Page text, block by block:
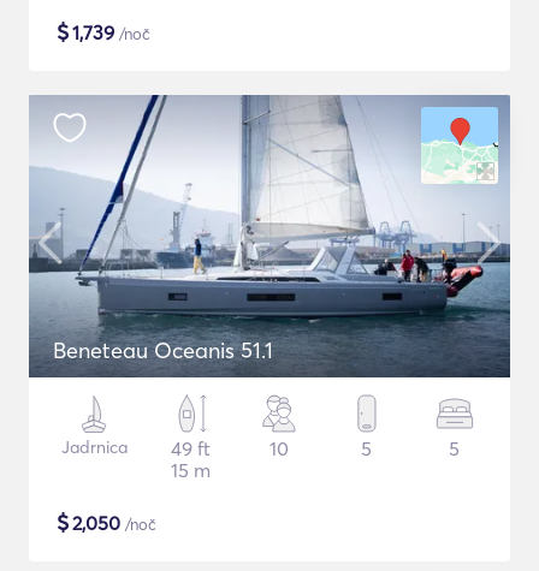
$1,739 /noč
Beneteau Oceanis 51.1
Jadrnica
49 ft
15 m
10 5 5
$2,050 /noč